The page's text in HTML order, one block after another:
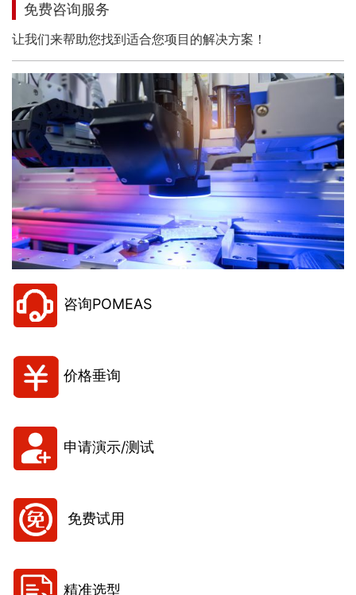
免费咨询服务
让我们来帮助您找到适合您项目的解决方案！
咨询POMEAS
价格垂询
申请演示/测试
免费试用
精准选型